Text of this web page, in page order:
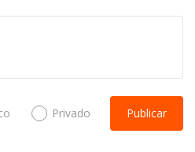
Publicar
Privado